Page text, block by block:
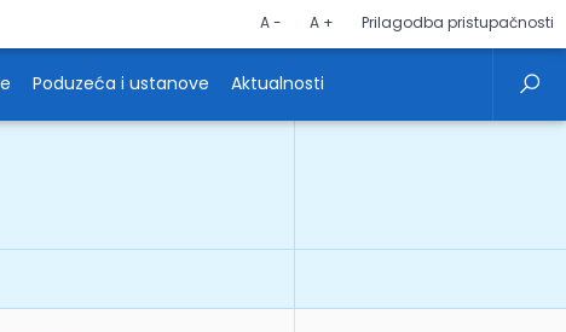
A - A + Prilagodba pristupačnosti
Poduzeća i ustanove Aktualnosti